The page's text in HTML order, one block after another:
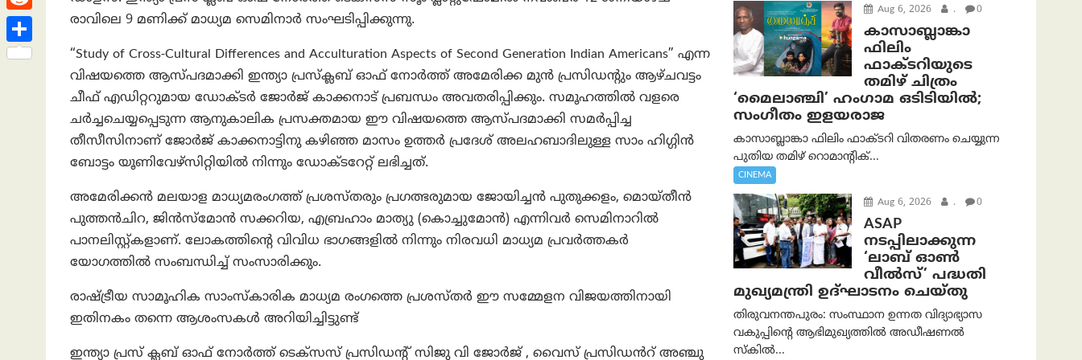
രാവിലെ 9 മണിക്ക് മാധ്യമ സെമിനാർ സംഘടിപ്പിക്കുന്നു.
“Study of Cross-Cultural Differences and Acculturation Aspects of Second Generation Indian Americans” എന്ന
വിഷയത്തെ ആസ്പദമാക്കി ഇന്ത്യാ പ്രസ്ക്ലബ് ഓഫ് നോർത്ത് അമേരിക്ക മുൻ പ്രസിഡന്റും ആഴ്ചവട്ടം
ചീഫ് എഡിറ്ററുമായ ഡോക്ടർ ജോർജ് കാക്കനാട് പ്രബന്ധം അവതരിപ്പിക്കും. സമൂഹത്തിൽ വളരെ
ചർച്ചചെയ്യപ്പെടുന്ന ആനുകാലിക പ്രസക്തമായ ഈ വിഷയത്തെ ആസ്പദമാക്കി സമർപ്പിച്ച
തീസീസിനാണ്‌ ജോർജ് കാക്കനാട്ടിനു കഴിഞ്ഞ മാസം ഉത്തർ പ്രദേശ് അലഹബാദിലുള്ള സാം ഹിഗ്ഗിൻ
ബോട്ടം യൂണിവേഴ്സിറ്റിയിൽ നിന്നും ഡോക്ടറേറ്റ് ലഭിച്ചത്.
അമേരിക്കൻ മലയാള മാധ്യമരംഗത്ത് പ്രശസ്തരും പ്രഗത്ഭരുമായ ജോയിച്ചൻ പുതുക്കളം, മൊയ്തീൻ
പുത്തൻചിറ, ജിൻസ്മോൻ സക്കറിയ, എബ്രഹാം മാത്യു (കൊച്ചുമോൻ) എന്നിവർ സെമിനാറിൽ
പാനലിസ്റ്റ്കളാണ്. ലോകത്തിന്റെ വിവിധ ഭാഗങ്ങളിൽ നിന്നും നിരവധി മാധ്യമ പ്രവർത്തകർ
യോഗത്തിൽ സംബന്ധിച്ച് സംസാരിക്കും.
രാഷ്ട്രീയ സാമൂഹിക സാംസ്കാരിക മാധ്യമ രംഗത്തെ പ്രശസ്തർ ഈ സമ്മേളന വിജയത്തിനായി
ഇതിനകം തന്നെ ആശംസകൾ അറിയിച്ചിട്ടുണ്ട്
ഇന്ത്യാ പ്രസ് ക്ലബ് ഓഫ് നോർത്ത് ടെക്സസ് പ്രസിഡന്റ് സിജു വി ജോർജ് , വൈസ് പ്രസിഡൻറ് അഞ്ചു
Aug 6, 2026 . 0
കാസാബ്ലാങ്കാ
ഫിലിം
ഫാക്ടറിയുടെ
തമിഴ് ചിത്രം
‘മൈലാഞ്ചി’ ഹംഗാമ ഒടിടിയിൽ;
സംഗീതം ഇളയരാജ
കാസാബ്ലാങ്കാ ഫിലിം ഫാക്ടറി വിതരണം ചെയ്യുന്ന
പുതിയ തമിഴ് റൊമാന്റിക്...
CINEMA
Aug 6, 2026 . 0
ASAP
നടപ്പിലാക്കുന്ന
‘ലാബ് ഓൺ
വീൽസ്’ പദ്ധതി
മുഖ്യമന്ത്രി ഉദ്ഘാടനം ചെയ്തു
തിരുവനന്തപുരം: സംസ്ഥാന ഉന്നത വിദ്യാഭ്യാസ
വകുപ്പിന്റെ ആഭിമുഖ്യത്തിൽ അഡീഷണൽ
സ്കിൽ...
s
e
t
n
k
e
h
a
R
e
S